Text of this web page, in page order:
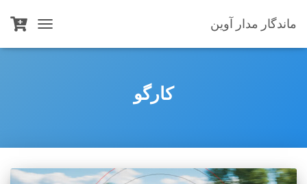
ماندگار مدار آوین
TOGGLE
NAVIGATION
کارگو